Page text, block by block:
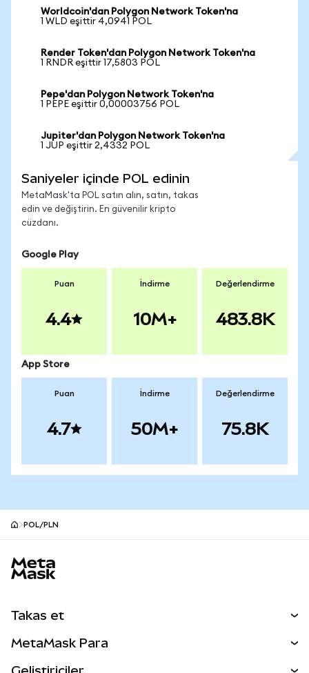
Worldcoin'dan Polygon Network Token'na
1 WLD eşittir 4,0941 POL
Render Token'dan Polygon Network Token'na
1 RNDR eşittir 17,5803 POL
Pepe'dan Polygon Network Token'na
1 PEPE eşittir 0,00003756 POL
Jupiter'dan Polygon Network Token'na
1 JUP eşittir 2,4332 POL
Saniyeler içinde POL edinin
MetaMask'ta POL satın alın, satın, takas
edin ve değiştirin. En güvenilir kripto
cüzdanı.
Google Play
Puan
4.4
İndirme
10M+
Değerlendirme
483.8K
App Store
Puan
4.7
İndirme
50M+
Değerlendirme
75.8K
POL/PLN
Takas et
MetaMask Para